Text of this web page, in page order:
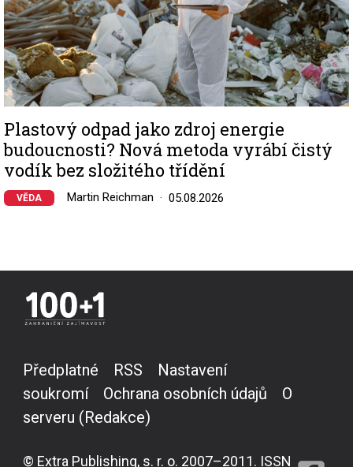
Plastový odpad jako zdroj energie
budoucnosti? Nová metoda vyrábí čistý
vodík bez složitého třídění
VĚDA Martin Reichman 05.08.2026
Předplatné RSS
Nastavení
soukromí
Ochrana osobních údajů
O
serveru (Redakce)
© Extra Publishing, s. r. o. 2007–2011. ISSN